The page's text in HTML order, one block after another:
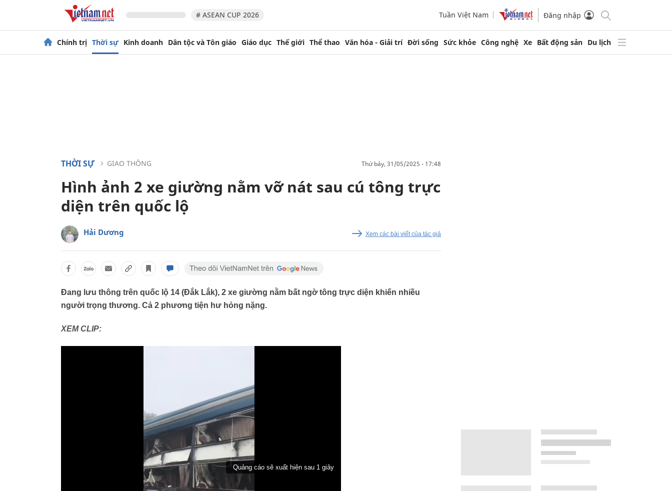
# ASEAN CUP 2026 Tuần Việt Nam Đăng nhập
Chính trị Thời sự Kinh doanh Dân tộc và Tôn giáo Giáo dục Thế giới Thể thao Văn hóa - Giải trí Đời sống Sức khỏe Công nghệ Xe Bất động sản Du lịch
THỜI SỰ GIAO THÔNG thứ bảy, 31/05/2025 - 17:48
Hình ảnh 2 xe giường nằm vỡ nát sau cú tông trực
diện trên quốc lộ
Hải Dương Xem các bài viết của tác giả
Đang lưu thông trên quốc lộ 14 (Đắk Lắk), 2 xe giường nằm bất ngờ tông trực diện khiến nhiều
người trọng thương. Cả 2 phương tiện hư hỏng nặng.
XEM CLIP: